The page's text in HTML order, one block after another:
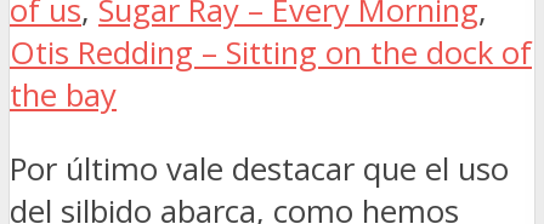
of us, Sugar Ray – Every Morning,
Otis Redding – Sitting on the dock of
the bay
Por último vale destacar que el uso
del silbido abarca, como hemos